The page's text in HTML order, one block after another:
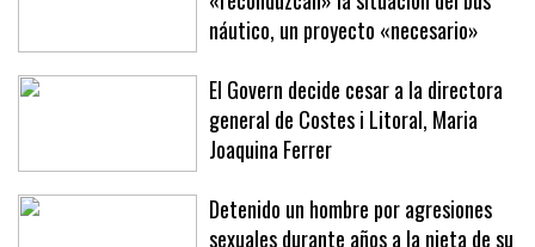
El alcalde espera que TUI y la APB
«reconduzcan» la situación del bus
náutico, un proyecto «necesario»
El Govern decide cesar a la directora
general de Costes i Litoral, Maria
Joaquina Ferrer